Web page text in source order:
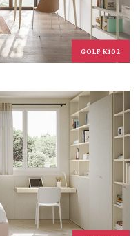
GOLF K102